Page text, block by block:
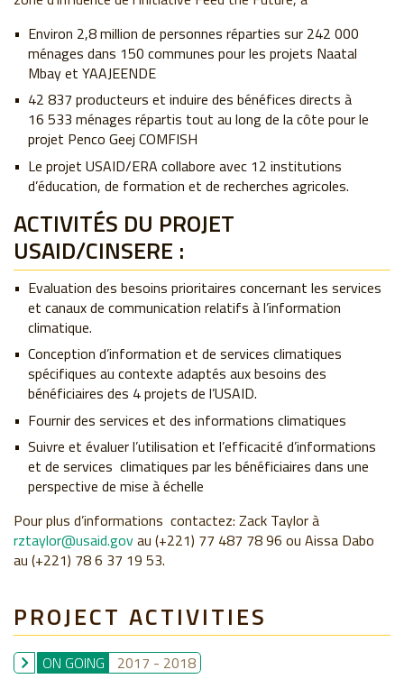
Environ 2,8 million de personnes réparties sur 242 000
ménages dans 150 communes pour les projets Naatal
Mbay et YAAJEENDE
42 837 producteurs et induire des bénéfices directs à
16 533 ménages répartis tout au long de la côte pour le
projet Penco Geej COMFISH
Le projet USAID/ERA collabore avec 12 institutions
d’éducation, de formation et de recherches agricoles.
ACTIVITÉS DU PROJET
USAID/CINSERE :
Evaluation des besoins prioritaires concernant les services
et canaux de communication relatifs à l’information
climatique.
Conception d’information et de services climatiques
spécifiques au contexte adaptés aux besoins des
bénéficiaires des 4 projets de l’USAID.
Fournir des services et des informations climatiques
Suivre et évaluer l’utilisation et l’efficacité d’informations
et de services climatiques par les bénéficiaires dans une
perspective de mise à échelle
Pour plus d’informations contactez: Zack Taylor à
rztaylor@usaid.govau (+221) 77 487 78 96 ou Aissa Dabo
au (+221) 78 6 37 19 53.
PROJECT ACTIVITIES
ON GOING 2017 - 2018